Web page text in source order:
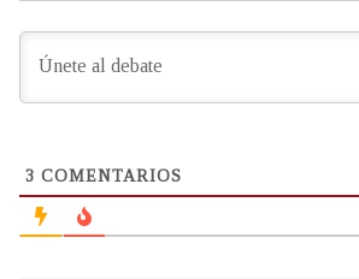
3 COMENTARIOS